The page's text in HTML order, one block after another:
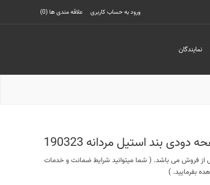
ورود به حساب کاربری علاقه مندی ها(0)
نمایندگان
بند استیل مردانه 190323
فروش می باشد. ( شما میتوانید شرایط ضمانت و خدمات
بفرمایید. )